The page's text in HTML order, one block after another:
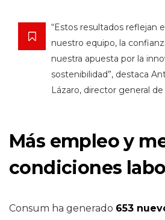
“Estos resultados reflejan
nuestro equipo, la
nuestra apuesta por la
sostenibilidad”, destaca
Lázaro, director general
Más empleo y
condiciones
Consum ha generado 653